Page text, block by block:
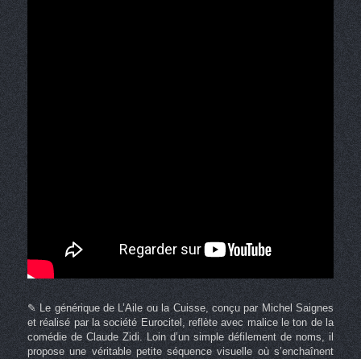
✎ Le générique de L’Aile ou la Cuisse, conçu par Michel Saignes
et réalisé par la société Eurocitel, reflète avec malice le ton de la
comédie de Claude Zidi. Loin d’un simple défilement de noms, il
propose une véritable petite séquence visuelle où s’enchaînent